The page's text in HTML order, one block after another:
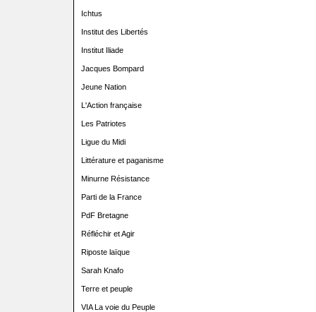
Ichtus
Institut des Libertés
Institut Iliade
Jacques Bompard
Jeune Nation
L'Action française
Les Patriotes
Ligue du Midi
Littérature et paganisme
Minurne Résistance
Parti de la France
PdF Bretagne
Réfléchir et Agir
Riposte laïque
Sarah Knafo
Terre et peuple
VIA La voie du Peuple